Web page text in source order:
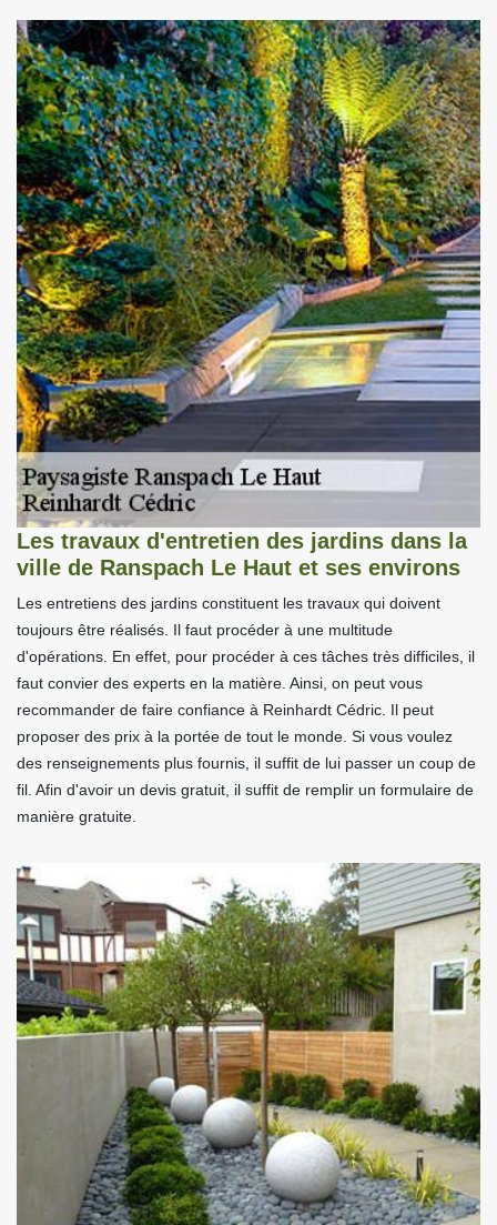
Les travaux d'entretien des jardins dans la
ville de Ranspach Le Haut et ses environs
Les entretiens des jardins constituent les travaux qui doivent
toujours être réalisés. Il faut procéder à une multitude
d'opérations. En effet, pour procéder à ces tâches très difficiles, il
faut convier des experts en la matière. Ainsi, on peut vous
recommander de faire confiance à Reinhardt Cédric. Il peut
proposer des prix à la portée de tout le monde. Si vous voulez
des renseignements plus fournis, il suffit de lui passer un coup de
fil. Afin d'avoir un devis gratuit, il suffit de remplir un formulaire de
manière gratuite.